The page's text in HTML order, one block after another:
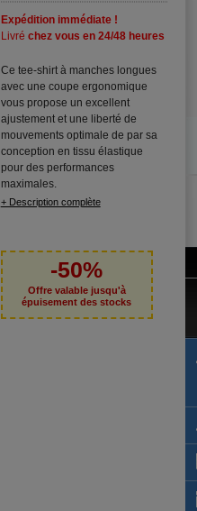
Expédition immédiate !
Livré chez vous en 24/48 heures
Ce tee-shirt à manches longues
avec une coupe ergonomique
vous propose un excellent
ajustement et une liberté de
mouvements optimale de par sa
conception en tissu élastique
pour des performances
maximales.
+ Description complète
-50%
Offre valable jusqu'à
épuisement des stocks